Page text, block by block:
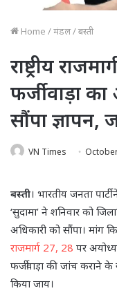
Home /मंडल/बस्ती
राष्ट्रीय
फर्जीवाड़ा
सौंपा ज्ञापन,
VN Times
बस्ती। भारतीय जनता
‘सुदामा’ ने शनिवार को
अधिकारी को सौंपा।
राजमार्ग 27, 28 पर
फर्जीवाड़ा की जांच कराने के
किया जाय।